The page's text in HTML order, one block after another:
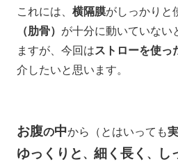
これには、 横隔膜がしっかりと
（肋骨） が十分に動いていない
ますが、今回はストローを使っ
介したいと思います。
お腹の中から（とはいっても
ゆっくりと 、 細 く 長く 、 し